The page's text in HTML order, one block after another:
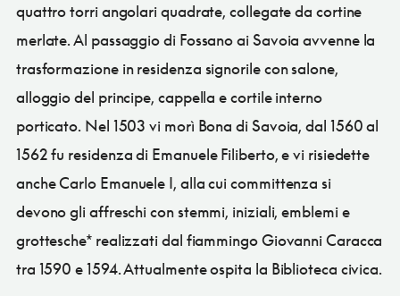
quattro torri angolari quadrate, collegate da cortine
merlate. Al passaggio di Fossano ai Savoia avvenne la
trasformazione in residenza signorile con salone,
alloggio del principe, cappella e cortile interno
porticato. Nel 1503 vi morì Bona di Savoia, dal 1560 al
1562 fu residenza di Emanuele Filiberto, e vi risiedette
anche Carlo Emanuele I, alla cui committenza si
devono gli affreschi con stemmi, iniziali, emblemi e
grottesche* realizzati dal fiammingo Giovanni Caracca
tra 1590 e 1594. Attualmente ospita la Biblioteca civica.